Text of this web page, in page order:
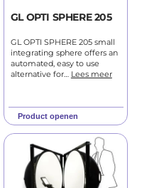
GL OPTI SPHERE 205
GL OPTI SPHERE 205 small
integrating sphere offers an
automated, easy to use
alternative for… Lees meer
Product openen